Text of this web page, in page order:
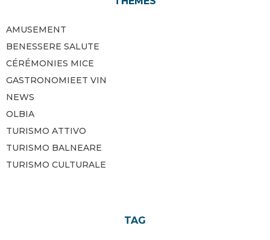
AMUSEMENT
BENESSERE SALUTE
CÉRÉMONIES MICE
GASTRONOMIEET VIN
NEWS
OLBIA
TURISMO ATTIVO
TURISMO BALNEARE
TURISMO CULTURALE
TAG